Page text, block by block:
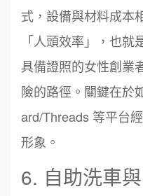
式，設備與材料成本
「人頭效率」，也
具備證照的女性創業
險的路徑。關鍵在於
ard/Threads 等平台
形象。
6. 自助洗車